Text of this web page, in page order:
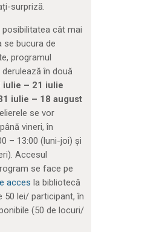
surpriză.
cât mai
se bucura de
programul
derulează în două
iulie – 21 iulie
iulie – 18 august
se vor
vineri, în
– 13:00 (luni-joi) și
Accesul
se face pe
acces la bibliotecă
50 lei/ participant, în
(50 de locuri/